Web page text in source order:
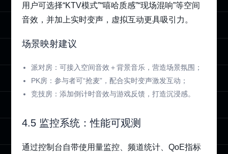
用户可选择“KTV模式”“嘻哈质感”“现场混响”等空间
音效，并加上实时变声，虚拟互动更具吸引力。
场景映射建议
派对房：可接入空间音效＋背景音乐，营造场景氛围；
PK房：参与者可“抢麦”，配合实时变声激发互动；
竞技房：添加倒计时音效与游戏反馈，打造沉浸感。
4.5 监控系统：性能可观测
通过控制台 自带使用量监控、频道统计、QoE指标